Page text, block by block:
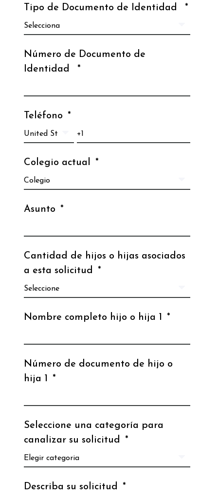
Tipo de Documento de Identidad *
Número de Documento de
Identidad
*
Teléfono *
Colegio actual *
Asunto *
Cantidad de hijos o hijas asociados
a esta solicitud
*
Nombre completo hijo o hija 1 *
Número de documento de hijo o
hija 1
*
Seleccione una categoría para
canalizar su solicitud
*
Describa su solicitud *